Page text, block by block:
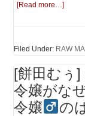
[Read more…]
Filed Under: RAW
[餅田むぅ]
令嬢がな
令嬢
の